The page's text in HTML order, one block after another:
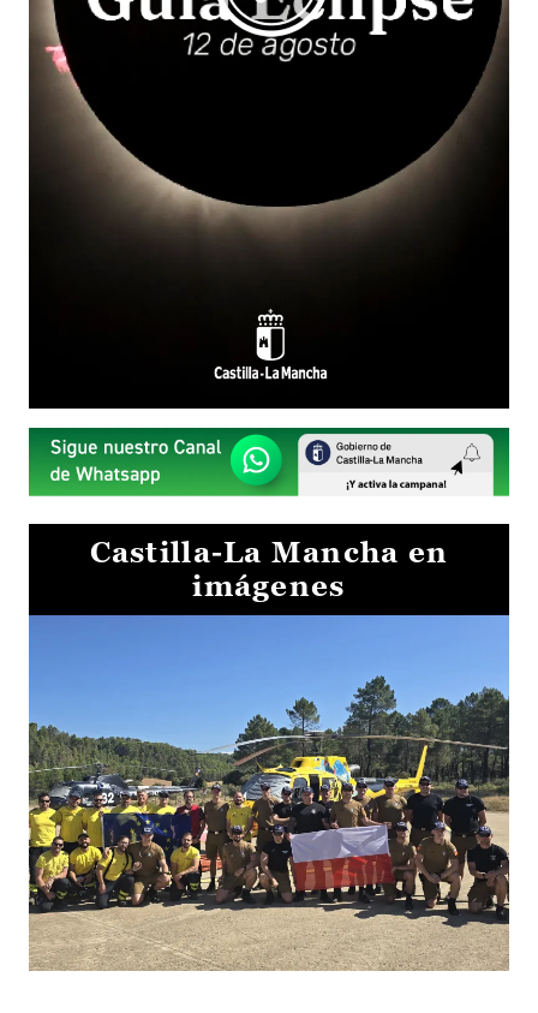
Castilla-La Mancha en
imágenes